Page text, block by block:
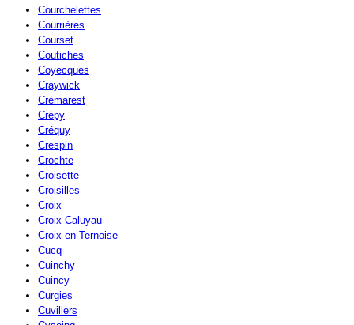
Courchelettes
Courrières
Courset
Coutiches
Coyecques
Craywick
Crémarest
Crépy
Créquy
Crespin
Crochte
Croisette
Croisilles
Croix
Croix-Caluyau
Croix-en-Ternoise
Cucq
Cuinchy
Cuincy
Curgies
Cuvillers